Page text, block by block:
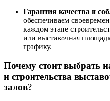
Гарантия качества и
обеспечиваем
каждом этапе
или выставочная
графику.
Почему стоит выбрать
и строительства
залов?